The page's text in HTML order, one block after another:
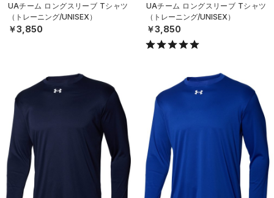
UAチーム ロングスリーブ Tシャツ
（トレーニング/UNISEX）
￥3,850
UAチーム ロングスリーブ Tシャツ
（トレーニング/UNISEX）
￥3,850